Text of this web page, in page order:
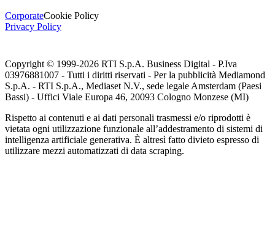
CorporateCookie Policy
Privacy Policy
Copyright © 1999-2026 RTI S.p.A. Business Digital - P.Iva
03976881007 - Tutti i diritti riservati - Per la pubblicità Mediamond
S.p.A. - RTI S.p.A., Mediaset N.V., sede legale Amsterdam (Paesi
Bassi) - Uffici Viale Europa 46, 20093 Cologno Monzese (MI)
Rispetto ai contenuti e ai dati personali trasmessi e/o riprodotti è
vietata ogni utilizzazione funzionale all’addestramento di sistemi di
intelligenza artificiale generativa. È altresì fatto divieto espresso di
utilizzare mezzi automatizzati di data scraping.